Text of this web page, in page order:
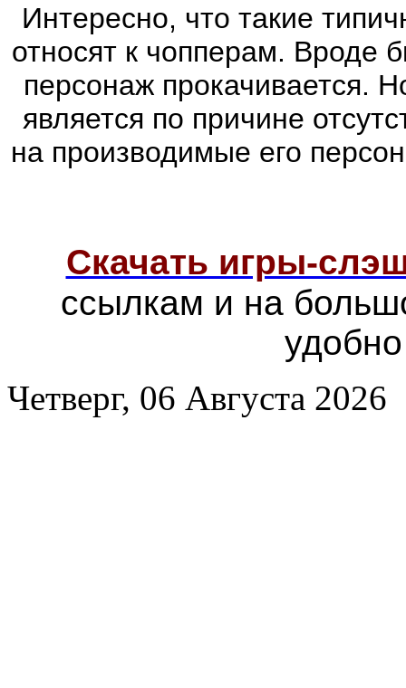
Интересно, что такие
относят к чопперам. Вроде
персонаж прокачивается.
является по причине
на производимые его
Скачать игры-
ссылкам и на
Четверг, 06 Августа 2026